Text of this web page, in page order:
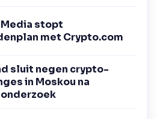
Media stopt
met Crypto.com
sluit negen crypto-
in Moskou na